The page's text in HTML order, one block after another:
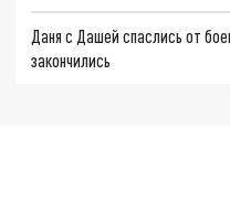
Даня с Дашей спаслись от
закончились